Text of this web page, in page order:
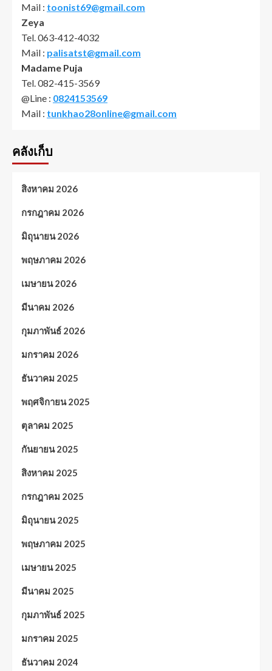
Mail : toonist69@gmail.com
Zeya
Tel. 063-412-4032
Mail : palisatst@gmail.com
Madame Puja
Tel. 082-415-3569
@Line : 0824153569
Mail : tunkhao28online@gmail.com
คลังเก็บ
สิงหาคม 2026
กรกฎาคม 2026
มิถุนายน 2026
พฤษภาคม 2026
เมษายน 2026
มีนาคม 2026
กุมภาพันธ์ 2026
มกราคม 2026
ธันวาคม 2025
พฤศจิกายน 2025
ตุลาคม 2025
กันยายน 2025
สิงหาคม 2025
กรกฎาคม 2025
มิถุนายน 2025
พฤษภาคม 2025
เมษายน 2025
มีนาคม 2025
กุมภาพันธ์ 2025
มกราคม 2025
ธันวาคม 2024